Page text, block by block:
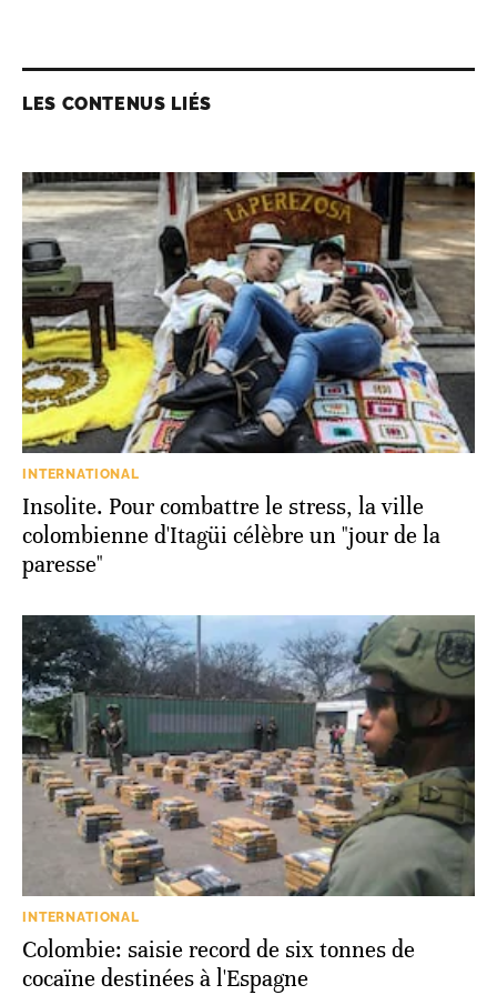
LES CONTENUS LIÉS
INTERNATIONAL
Insolite. Pour combattre le stress, la ville
colombienne d'Itagüi célèbre un "jour de la
paresse"
INTERNATIONAL
Colombie: saisie record de six tonnes de
cocaïne destinées à l'Espagne